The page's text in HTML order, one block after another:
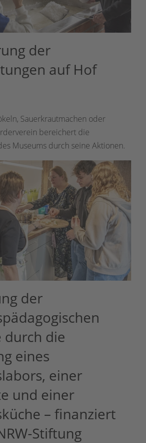
der
auf Hof
Sauerkrautmachen oder
bereichert die
Museums durch seine Aktionen.
der
durch die
eines
einer
und einer
– finanziert
Stiftung